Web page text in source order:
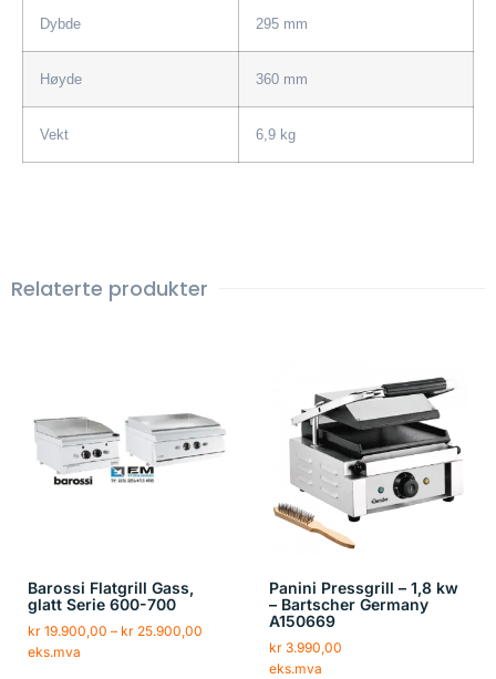
Dybde 295 mm
Høyde 360 mm
Vekt 6,9 kg
Relaterte produkter
Barossi Flatgrill Gass,
glatt Serie 600-700
kr 19.900,00 – kr 25.900,00
eks.mva
Panini Pressgrill – 1,8 kw
– Bartscher Germany
A150669
kr3.990,00
eks.mva